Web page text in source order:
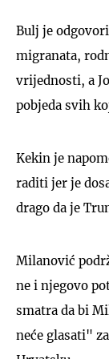
Bulj je
migranata,
vrijednosti, a
pobjeda svih
Kekin je
raditi jer je
drago da je
Milanović
ne i njegovo
smatra da bi
neće glasati"